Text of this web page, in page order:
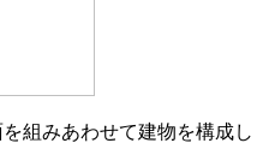
組みあわせて建物を構成し